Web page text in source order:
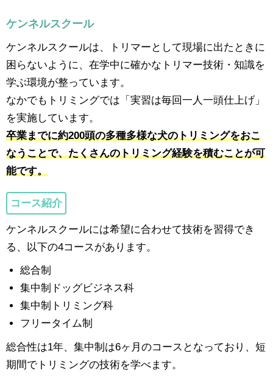
ケンネルスクール
ケンネルスクールは、トリマーとして現場に出たときに
困らないように、在学中に確かなトリマー技術・知識を
学ぶ環境が整っています。
なかでもトリミングでは「実習は毎回一人一頭仕上げ」
を実施しています。
卒業までに約200頭の多種多様な犬のトリミングをおこ
なうことで、たくさんのトリミング経験を積むことが可
能です。
コース紹介
ケンネルスクールには希望に合わせて技術を習得でき
る、以下の4コースがあります。
総合制
集中制ドッグビジネス科
集中制トリミング科
フリータイム制
総合性は1年、集中制は6ヶ月のコースとなっており、短
期間でトリミングの技術を学べます。